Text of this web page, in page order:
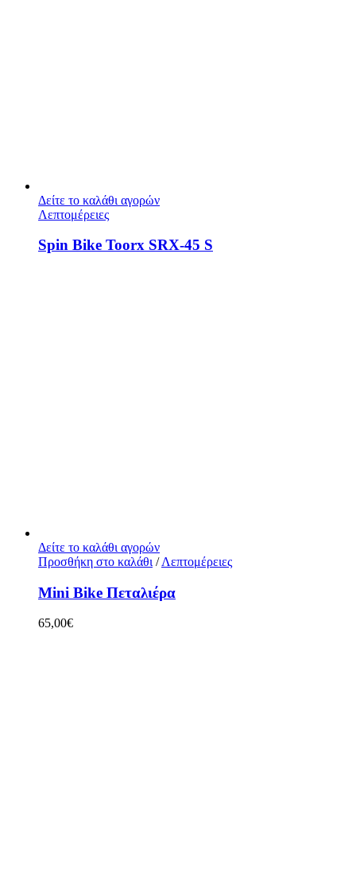
Δείτε το καλάθι αγορών
Λεπτομέρειες
Spin Bike Toorx SRX-45 S
Δείτε το καλάθι αγορών
Προσθήκη στο καλάθι / Λεπτομέρειες
Mini Bike Πεταλιέρα
65,00€